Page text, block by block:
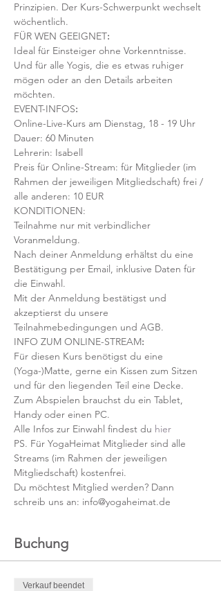
Prinzipien. Der Kurs-Schwerpunkt wechselt
wöchentlich.
FÜR WEN GEEIGNET:
Ideal für Einsteiger ohne Vorkenntnisse.
Und für alle Yogis, die es etwas ruhiger
mögen oder an den Details arbeiten
möchten.
EVENT-INFOS:
Online-Live-Kurs am Dienstag, 18 - 19 Uhr
Dauer: 60 Minuten
Lehrerin: Isabell
Preis für Online-Stream: für Mitglieder (im
Rahmen der jeweiligen Mitgliedschaft) frei /
alle anderen: 10 EUR
KONDITIONEN:
Teilnahme nur mit verbindlicher
Voranmeldung.
Nach deiner Anmeldung erhältst du eine
Bestätigung per Email, inklusive Daten für
die Einwahl.
Mit der Anmeldung bestätigst und
akzeptierst du unsere
Teilnahmebedingungen und AGB.
INFO ZUM ONLINE-STREAM:
Für diesen Kurs benötigst du eine
(Yoga-)Matte, gerne ein Kissen zum Sitzen
und für den liegenden Teil eine Decke.
Zum Abspielen brauchst du ein Tablet,
Handy oder einen PC.
Alle Infos zur Einwahl findest du hier
PS. Für YogaHeimat Mitglieder sind alle
Streams (im Rahmen der jeweiligen
Mitgliedschaft) kostenfrei.
Du möchtest Mitglied werden? Dann
schreib uns an: info@yogaheimat.de
Buchung
Verkauf beendet